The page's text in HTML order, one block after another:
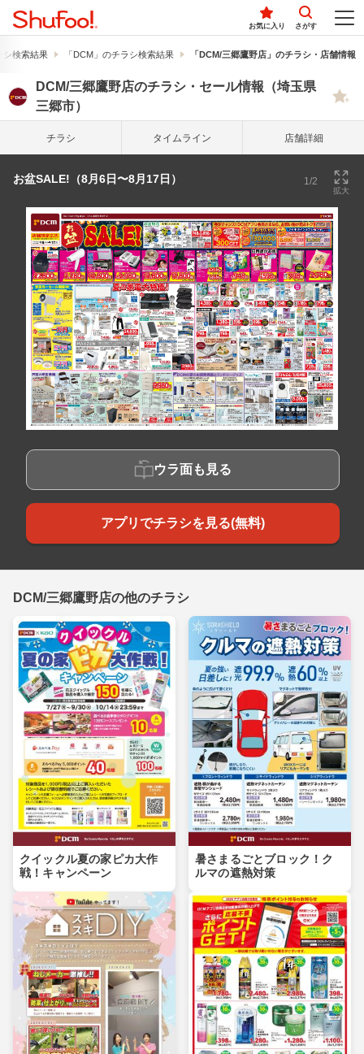
お気に入り さがす
シ検索結果 「DCM」のチラシ検索結果 「DCM/三郷鷹野店」のチラシ・店舗情報
DCM/三郷鷹野店のチラシ・セール情報（埼玉県
三郷市）
チラシ タイム ライン 店舗詳細
お盆SALE!（8月6日〜8月17日） 1/2
拡大
ウラ面も見る
アプリでチラシを見る(無料)
DCM/三郷鷹野店の他のチラシ
クイックル夏の家ピカ大作
戦！キャンペーン
暑さまるごとブロック！ク
ルマの遮熱対策